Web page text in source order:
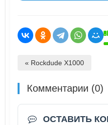
« Rockdude X1000
Комментарии (0)
ОСТАВИТЬ